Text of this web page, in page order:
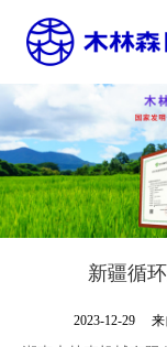
新疆循
2023-12-29 来